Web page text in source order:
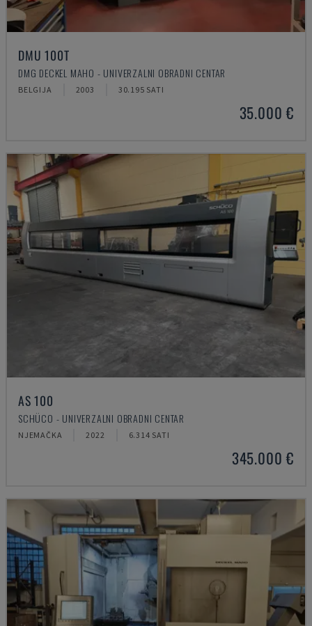
DMU 100T
DMG DECKEL MAHO - UNIVERZALNI OBRADNI CENTAR
BELGIJA 2003 30.195 SATI
35.000 €
AS 100
SCHÜCO - UNIVERZALNI OBRADNI CENTAR
NJEMAČKA 2022 6.314 SATI
345.000 €